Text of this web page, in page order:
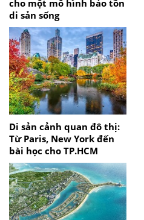
cho một mô hình bảo tồn
di sản sống
Di sản cảnh quan đô thị:
Từ Paris, New York đến
bài học cho TP.HCM